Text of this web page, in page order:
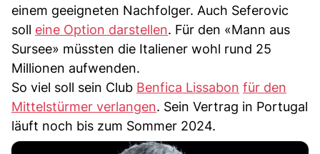
einem geeigneten Nachfolger. Auch Seferovic
soll eine Option darstellen. Für den «Mann aus
Sursee» müssten die Italiener wohl rund 25
Millionen aufwenden.
So viel soll sein Club Benfica Lissabon für den
Mittelstürmer verlangen. Sein Vertrag in Portugal
läuft noch bis zum Sommer 2024.